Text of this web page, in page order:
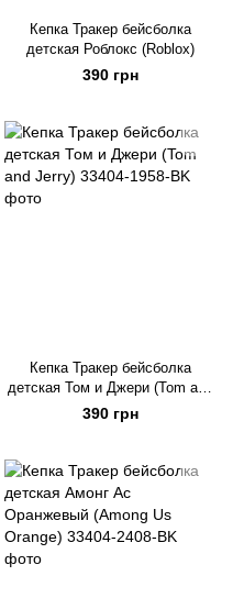
Кепка Тракер бейсболка
детская Роблокс (Roblox)
390 грн
Кепка Тракер бейсболка
детская Том и Джери (Tom and
Jerry)
390 грн